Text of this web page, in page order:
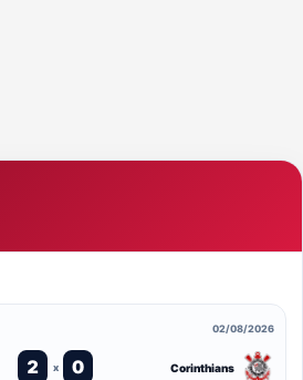
02/08/2026
2 x 0 Corinthians